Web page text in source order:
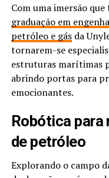
Com uma imersão
graduação em
petróleo e gásda
tornarem-se
estruturas marítimas
abrindo portas para
emocionantes.
Robótica para
de petróleo
Explorando o campo